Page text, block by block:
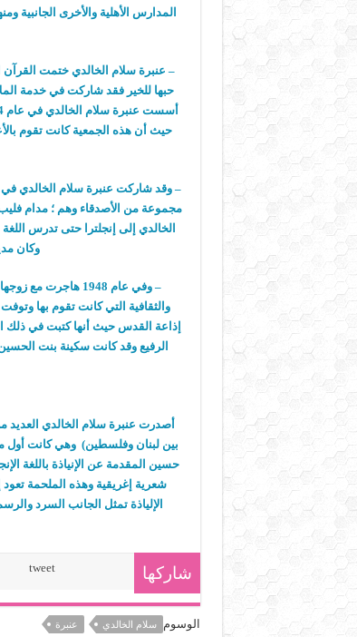
المدارس الأهلية والأخرى
– عنبرة سلام الخالدي ختمت
حبها للخير فقد شاركت في خدمة
حيث أن هذه الجمعية كانت تقوم
– وقد شاركت عنبرة سلام الخالدي في
وكان
– وفي عام 1948
إذاعة القدس حيث أنها كتبت في ذلك
الرفيع وقد كانت سكينة بنت
أصدرت عنبرة سلام الخالدي
بين لبنان وفلسطين) وهي كانت أول
حسين المقدمة عن الإنياذة باللغة
شعرية إغريقية وهذه الملحمة
الإلياذة تمثل الجانب السرد
شاركها tweet
الوسوم سلام الخالدي عنبرة